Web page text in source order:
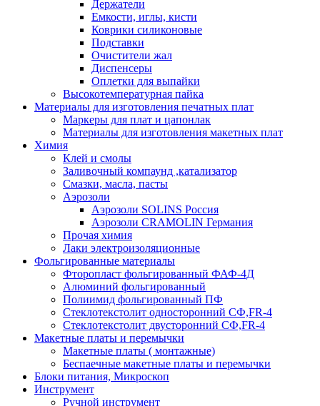
Держатели
Емкости, иглы, кисти
Коврики силиконовые
Подставки
Очистители жал
Диспенсеры
Оплетки для выпайки
Высокотемпературная пайка
Материалы для изготовления печатных плат
Маркеры для плат и цапонлак
Материалы для изготовления макетных плат
Химия
Клей и смолы
Заливочный компаунд ,катализатор
Смазки, масла, пасты
Аэрозоли
Аэрозоли SOLINS Россия
Аэрозоли CRAMOLIN Германия
Прочая химия
Лаки электроизоляционные
Фольгированные материалы
Фторопласт фольгированный ФАФ-4Д
Алюминий фольгированный
Полиимид фольгированный ПФ
Стеклотекстолит односторонний CФ,FR-4
Стеклотекстолит двусторонний СФ,FR-4
Макетные платы и перемычки
Макетные платы ( монтажные)
Беспаечные макетные платы и перемычки
Блоки питания, Микроскоп
Инструмент
Ручной инструмент